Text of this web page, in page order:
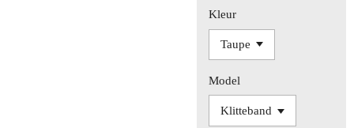
Kleur
Model